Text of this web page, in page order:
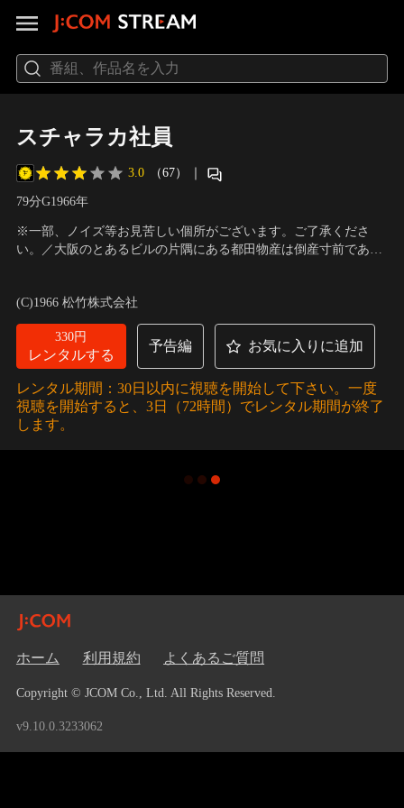
スチャラカ社員
3.0 （67） ｜
79分G1966年
※一部、ノイズ等お見苦しい個所がございます。ご了承くださ
い。／大阪のとあるビルの片隅にある都田物産は倒産寸前であっ
ーキー新一、新藤恵美たちは会社建て直しに奔走するのである
が、どこか間の抜けた連中のすることで、失敗ばかりしていた。
(C)1966 松竹株式会社
330円
レンタルする
予告編 お気に入りに追加
レンタル期間：30日以内に視聴を開始して下さい。一度
視聴を開始すると、3日（72時間）でレンタル期間が終了
します。
ホーム 利用規約 よくあるご質問
Copyright © JCOM Co., Ltd. All Rights Reserved.
v9.10.0.3233062